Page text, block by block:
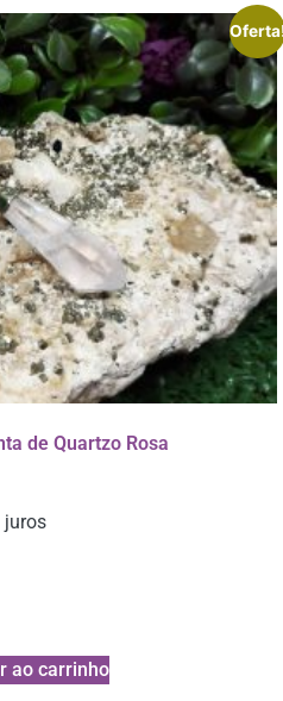
de Quartzo Rosa
juros
ao carrinho